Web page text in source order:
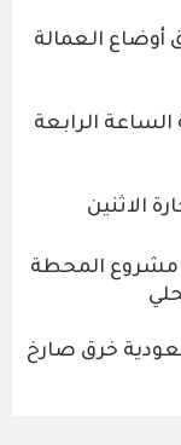
أوضاع العمالة
الساعة الرابعة
الاثنين
مشروع المحطة
خرق صارخ